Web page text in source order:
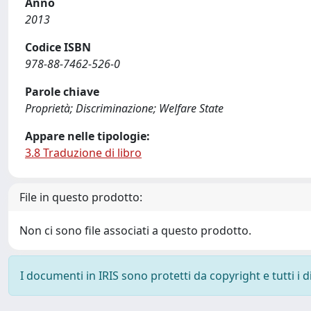
2013
Codice ISBN
978-88-7462-526-0
Parole chiave
Proprietà; Discriminazione; Welfare State
Appare nelle tipologie:
3.8 Traduzione di libro
File in questo prodotto:
Non ci sono file associati a questo prodotto.
I documenti in IRIS sono protetti da copyright e tutti i